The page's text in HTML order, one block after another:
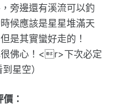
旁邊還有溪流可以釣
候應該是星星堆滿天
是其實蠻好走的！
佛心！<r>下次必定
星空）
：